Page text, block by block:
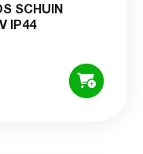
SCHUIN
IP44